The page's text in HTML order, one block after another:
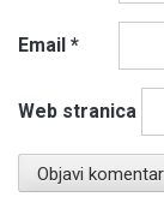
Email *
Web stranica